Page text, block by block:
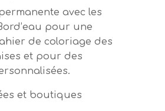
avec les
pour une
de coloriage des
et pour des
et boutiques